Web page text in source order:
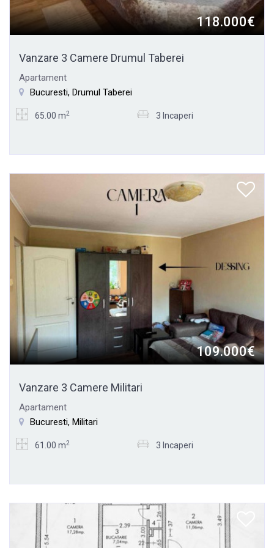
118.000€
Vanzare 3 Camere Drumul Taberei
Apartament
Bucuresti, Drumul Taberei
65.00 m2 3 Incaperi
109.000€
Vanzare 3 Camere Militari
Apartament
Bucuresti, Militari
61.00 m2 3 Incaperi